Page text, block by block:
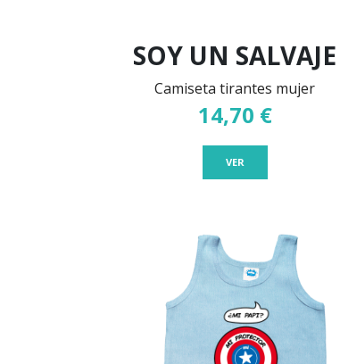
SOY UN SALVAJE
Camiseta tirantes mujer
14,70 €
VER